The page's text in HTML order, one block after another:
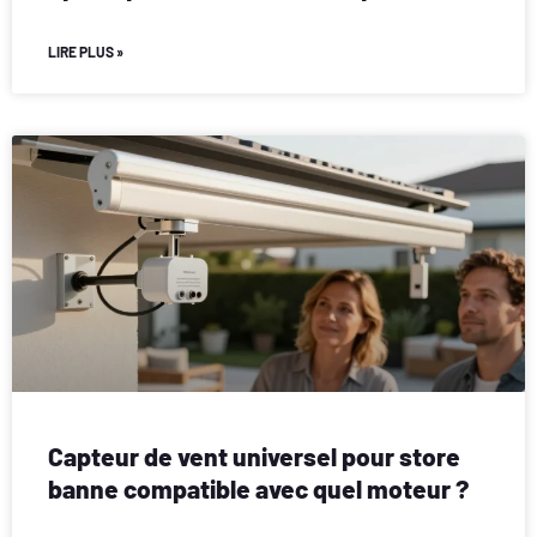
LIRE PLUS »
Capteur de vent universel pour store
banne compatible avec quel moteur ?